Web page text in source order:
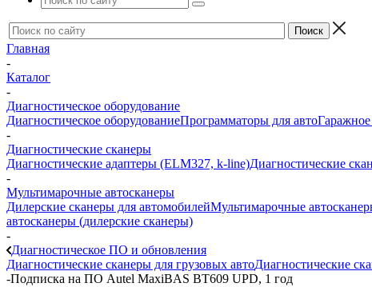
Главная
-
Каталог
-
Диагностическое оборудование
Диагностическое оборудованиеПрограмматоры для авто
-
Диагностические сканеры
Диагностические адаптеры (ELM327, k-line)Диагностические
-
Мультимарочные автосканеры
Дилерские сканеры для автомобилейМультимарочные
автосканеры (дилерские сканеры)
-
Диагностическое ПО и обновления
Диагностические сканеры для грузовых автоДиагностические
-Подписка на ПО Autel MaxiBAS BT609 UPD, 1 год